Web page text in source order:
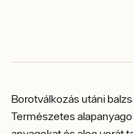
Borotválkozás utáni
Természetes